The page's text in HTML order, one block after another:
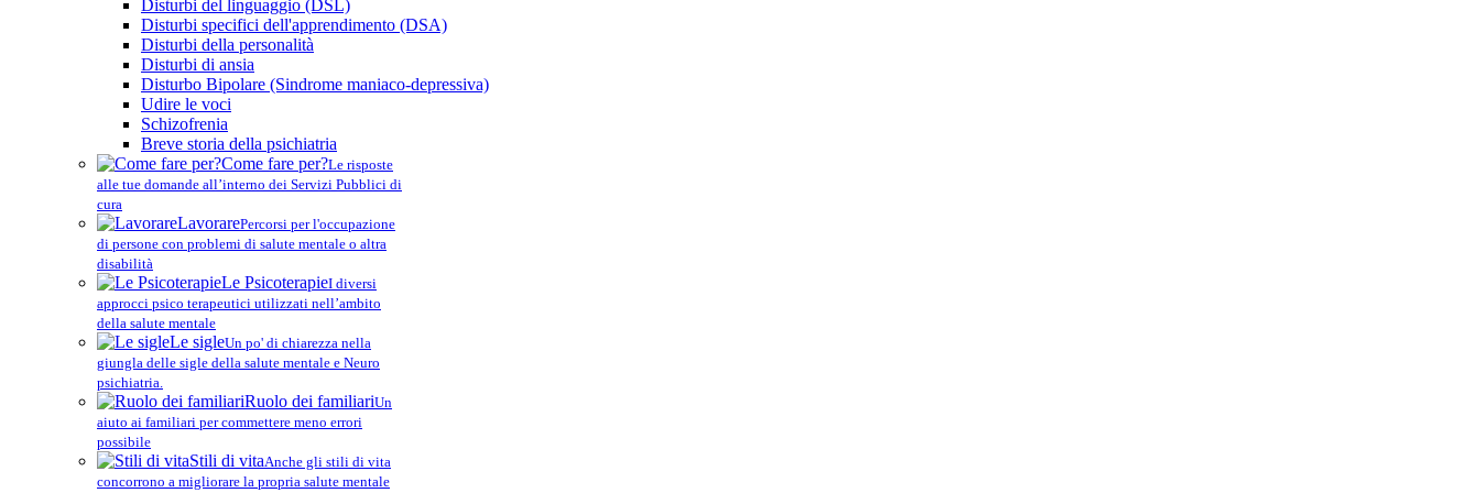
Disturbi del linguaggio (DSL)
Disturbi specifici dell'apprendimento (DSA)
Disturbi della personalità
Disturbi di ansia
Disturbo Bipolare (Sindrome maniaco-depressiva)
Udire le voci
Schizofrenia
Breve storia della psichiatria
Come fare per?Le risposte
alle tue domande all’interno dei Servizi Pubblici di
cura
LavorarePercorsi per l'occupazione
di persone con problemi di salute mentale o altra
disabilità
Le PsicoterapieI diversi
approcci psico terapeutici utilizzati nell’ambito
della salute mentale
Le sigleUn po' di chiarezza nella
giungla delle sigle della salute mentale e Neuro
psichiatria.
Ruolo dei familiariUn
aiuto ai familiari per commettere meno errori
possibile
Stili di vitaAnche gli stili di vita
concorrono a migliorare la propria salute mentale